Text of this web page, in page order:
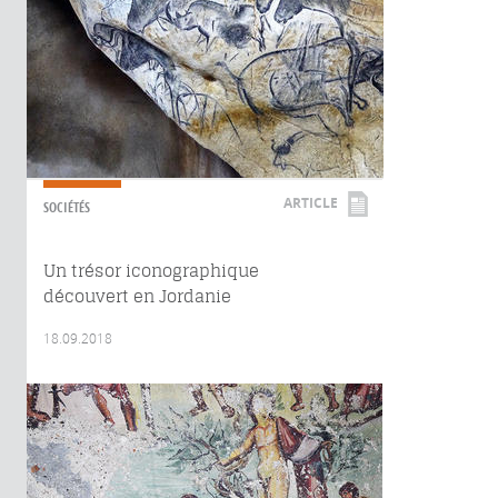
SOCIÉTÉS ARTICLE
Un trésor iconographique
découvert en Jordanie
18.09.2018